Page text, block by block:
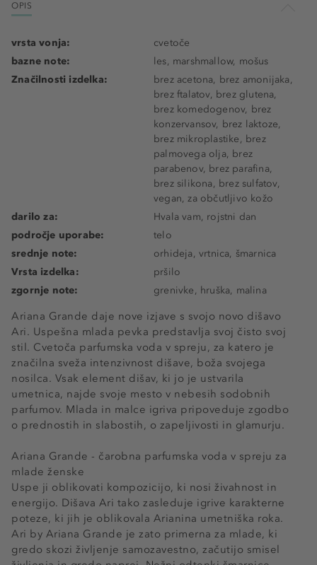
OPIS
Ariana Grande daje nove izjave s svojo novo dišavo
Ari. Uspešna mlada pevka predstavlja svoj čisto svoj
stil. Cvetoča parfumska voda v spreju, za katero je
značilna sveža intenzivnost dišave, boža svojega
nosilca. Vsak element dišav, ki jo je ustvarila
umetnica, najde svoje mesto v nebesih sodobnih
parfumov. Mlada in malce igriva pripoveduje zgodbo
o prednostih in slabostih, o zapeljivosti in glamurju.
Ariana Grande - čarobna parfumska voda v spreju za
mlade ženske
Uspe ji oblikovati kompozicijo, ki nosi živahnost in
energijo. Dišava Ari tako zasleduje igrive karakterne
poteze, ki jih je oblikovala Arianina umetniška roka.
Ari by Ariana Grande je zato primerna za mlade, ki
gredo skozi življenje samozavestno, začutijo smisel
vrsta vonja:
cvetoče
bazne note:
les, marshmallow, mošus
Značilnosti izdelka:
brez acetona, brez amonijaka,
brez ftalatov, brez glutena,
brez komedogenov, brez
konzervansov, brez laktoze,
brez mikroplastike, brez
palmovega olja, brez
parabenov, brez parafina,
brez silikona, brez sulfatov,
vegan, za občutljivo kožo
darilo za:
Hvala vam, rojstni dan
področje uporabe:
telo
srednje note:
orhideja, vrtnica, šmarnica
Vrsta izdelka:
pršilo
zgornje note:
grenivke, hruška, malina